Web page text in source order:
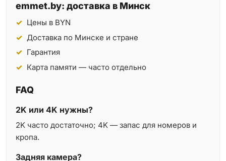
emmet.by: доставка в Минск
Цены в BYN
Доставка по Минске и стране
Гарантия
Карта памяти — часто отдельно
FAQ
2K или 4K нужны?
2K часто достаточно; 4K — запас для номеров и
кропа.
Задняя камера?